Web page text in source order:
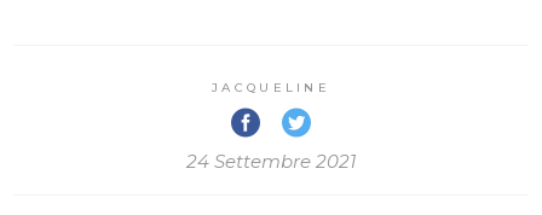
JACQUELINE
24 Settembre 2021